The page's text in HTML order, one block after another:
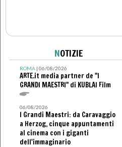
NOTIZIE
ROMA| 06/08/2026
ARTE.it media partner de "I
GRANDI MAESTRI" di KUBLAI Film
06/08/2026
I Grandi Maestri: da Caravaggio
a Herzog, cinque appuntamenti
al cinema con i giganti
dell'immaginario